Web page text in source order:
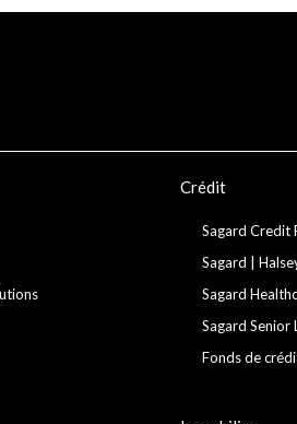
Crédit
Sagard Credit
Sagard |
Sagard
Sagard Senior
Fonds de